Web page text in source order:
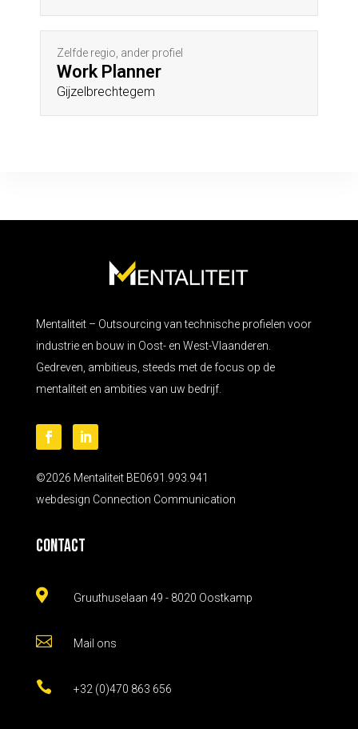
Zelfde regio, ander profiel
Work Planner
Gijzelbrechtegem
Mentaliteit – Outsourcing van technische profielen voor
industrie en bouw in Oost- en West-Vlaanderen.
Gedreven, ambitieus, steeds met de focus op de
mentaliteit en ambities van uw bedrijf.
©2026 Mentaliteit BE0691.993.941
webdesign Connection Communication
Contact
 Gruuthuselaan 49 - 8020 Oostkamp
 Mail ons
 +32 (0)470 863 656